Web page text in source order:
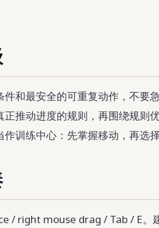
件和最安全的可重复动作，不要
正推动进度的规则，再围绕规则
训练中心：先掌握移动，再选
/ right mouse drag / Tab / E。